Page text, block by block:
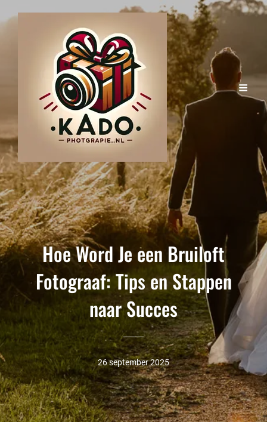
Hoe Word Je een Bruiloft
Fotograaf: Tips en Stappen
naar Succes
26 september 2025